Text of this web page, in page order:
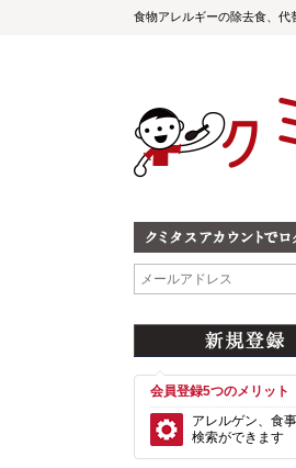
食物アレルギーの除去食、代
会員登録5つのメリット
アレルゲン、食
検索ができます